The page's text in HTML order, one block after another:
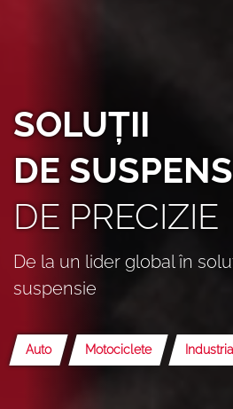
SOLUȚII
DE
DE PRECIZIE
De la un lider global în
suspensie
Auto Motociclete